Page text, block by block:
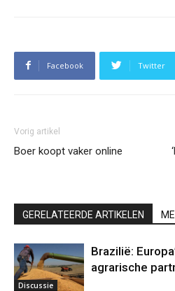
Facebook Twitter
Vorig artikel
Boer koopt vaker online
GERELATEERDE ARTIKELEN
Discussie
Brazilië:
agrarische